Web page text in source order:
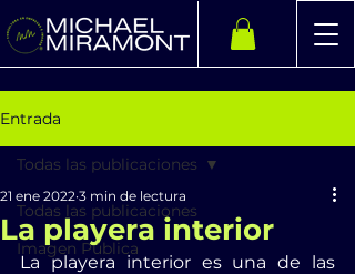
Entrada
Todas las publicaciones
Imagen Pública
Todas las publicaciones
La playera interior
21 ene 2022 3 min de lectura
La playera interior es una de las